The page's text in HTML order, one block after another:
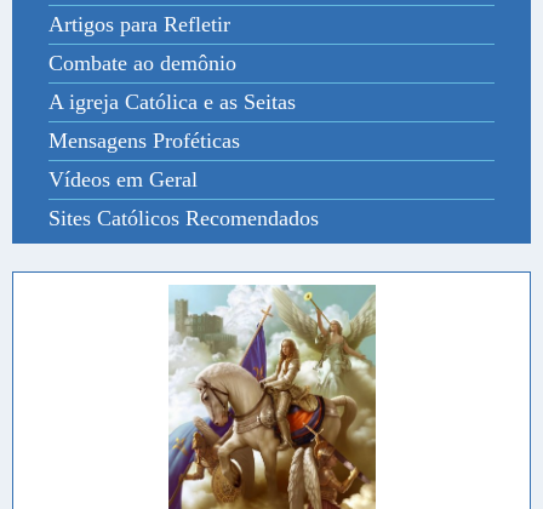
Artigos para Refletir
Combate ao demônio
A igreja Católica e as Seitas
Mensagens Proféticas
Vídeos em Geral
Sites Católicos Recomendados